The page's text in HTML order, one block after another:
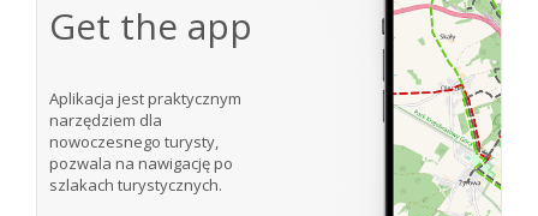
Get the app
Aplikacja jest praktycznym
narzędziem dla
nowoczesnego turysty,
pozwala na nawigację po
szlakach turystycznych.